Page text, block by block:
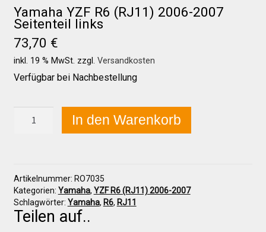
Kontakt
News
News
Test Startseite
Infos zu unseren Produkten
Yamaha YZF R6 (RJ11) 2006-2007
Seitenteil links
73,70 €
inkl. 19 % MwSt. zzgl. Versandkosten
Verfügbar bei Nachbestellung
Seitenteil
links
Menge
In den Warenkorb
Artikelnummer: RO7035
Kategorien: Yamaha, YZF R6 (RJ11) 2006-2007
Schlagwörter: Yamaha, R6, RJ11
Teilen auf..